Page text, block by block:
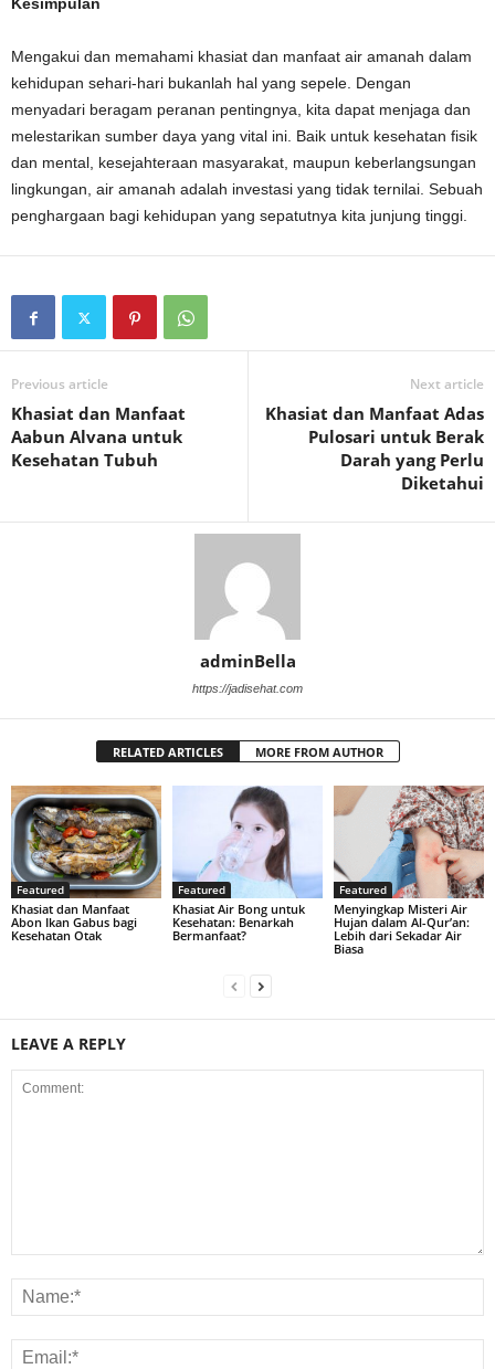
Kesimpulan
Mengakui dan memahami khasiat dan manfaat air amanah dalam
kehidupan sehari-hari bukanlah hal yang sepele. Dengan
menyadari beragam peranan pentingnya, kita dapat menjaga dan
melestarikan sumber daya yang vital ini. Baik untuk kesehatan fisik
dan mental, kesejahteraan masyarakat, maupun keberlangsungan
lingkungan, air amanah adalah investasi yang tidak ternilai. Sebuah
penghargaan bagi kehidupan yang sepatutnya kita junjung tinggi.
Previous article
Khasiat dan Manfaat
Aabun Alvana untuk
Kesehatan Tubuh
Next article
Khasiat dan Manfaat Adas
Pulosari untuk Berak
Darah yang Perlu
Diketahui
adminBella
https://jadisehat.com
RELATED ARTICLES MORE FROM AUTHOR
Featured
Khasiat dan Manfaat
Abon Ikan Gabus bagi
Kesehatan Otak
Featured
Khasiat Air Bong untuk
Kesehatan: Benarkah
Bermanfaat?
Featured
Menyingkap Misteri Air
Hujan dalam Al-Qur’an:
Lebih dari Sekadar Air
Biasa
LEAVE A REPLY